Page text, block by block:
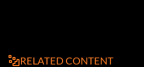
RELATED CONTENT